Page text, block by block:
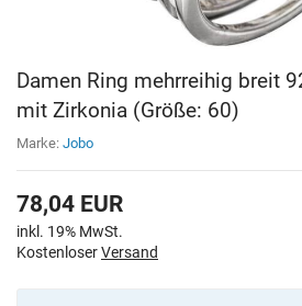
Damen Ring mehrreihig breit
mit Zirkonia (Größe: 60)
Marke: Jobo
78,04 EUR
inkl. 19% MwSt.
KostenloserVersand